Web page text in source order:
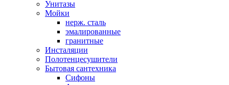
Унитазы
Мойки
нерж. сталь
эмалированные
гранитные
Инсталяции
Полотенцесушители
Бытовая сантехника
Сифоны